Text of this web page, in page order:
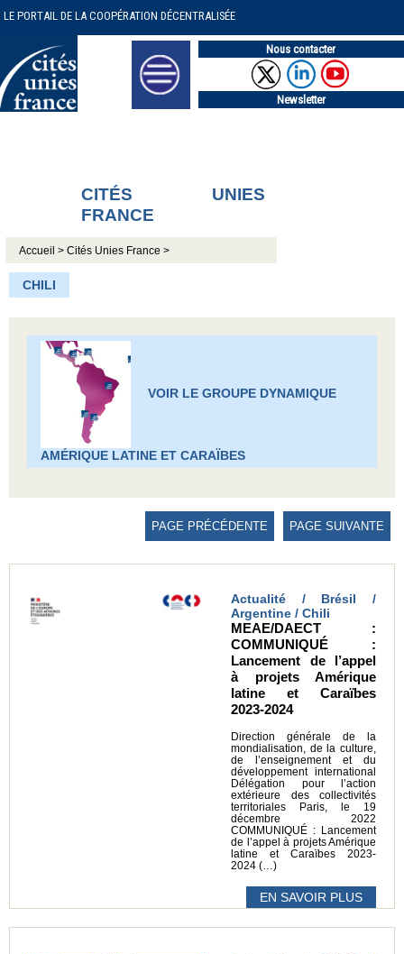
LE PORTAIL DE LA COOPÉRATION DÉCENTRALISÉE
Nous contacter
Newsletter
CITÉS UNIES
FRANCE
Accueil >Cités Unies France >
CHILI
VOIR LE GROUPE DYNAMIQUE
AMÉRIQUE LATINE ET CARAÏBES
PAGE PRÉCÉDENTE PAGE SUIVANTE
Actualité / Brésil /
Argentine / Chili
MEAE/DAECT :
COMMUNIQUÉ :
Lancement de l’appel
à projets Amérique
latine et Caraïbes
2023-2024
Direction générale de la
mondialisation, de la culture,
de l’enseignement et du
développement international
Délégation pour l’action
extérieure des collectivités
territoriales Paris, le 19
décembre 2022
COMMUNIQUÉ : Lancement
de l’appel à projets Amérique
latine et Caraïbes 2023-
2024 (…)
EN SAVOIR PLUS